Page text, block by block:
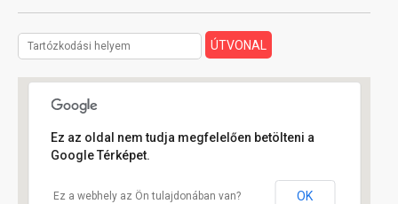
Ez az oldal nem tudja megfelelően betölteni a
Google Térképet.
Ez a webhely az Ön tulajdonában van? OK